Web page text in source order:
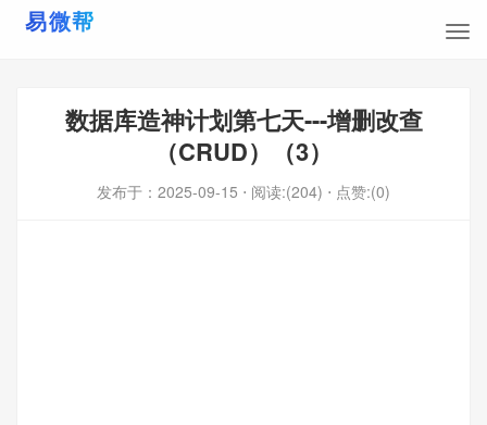
数据库造神计划第七天---增删改查
（CRUD）（3）
发布于： 2025-09-15 ⋅ 阅读:(204) ⋅ 点赞:(0)